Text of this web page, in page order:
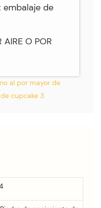
embalaje de
AIRE O POR